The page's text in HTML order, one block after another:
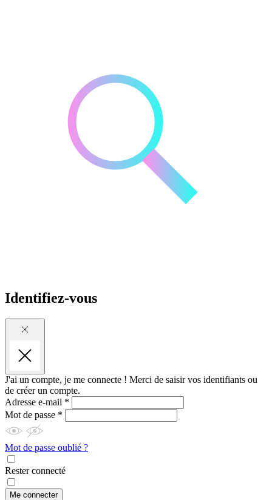
Identifiez-vous
J'ai un compte, je me connecte ! Merci de saisir vos identifiants ou
de créer un compte.
Adresse e-mail *
Mot de passe *
Mot de passe oublié ?
Rester connecté
Me connecter